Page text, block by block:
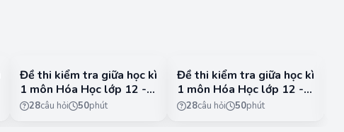
Đề thi kiểm tra giữa học kì
1 môn Hóa Học lớp 12 -
CTST - Đề 3
28câu hỏi 50phút
Đề thi kiểm tra giữa học kì
1 môn Hóa Học lớp 12 -
CTST - Đề 4
28câu hỏi 50phút